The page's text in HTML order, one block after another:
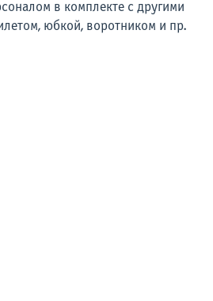
в комплекте с другими
юбкой, воротником и пр.